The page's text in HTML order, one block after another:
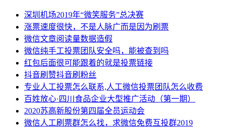
深圳机场2019年“微笑服务”总决赛
涨票速度很快，不是人脉广而是因为刷票
微信文章阅读量数据造假
微信纯手工投票团队安全吗，能被查到吗
红包后面很可能跟着的就是投票链接
抖音刷赞抖音刷粉丝
专业人工投票怎么联系,人工微信投票团队怎么收费
百姓放心·四川食品企业大型推广活动（第一期）
2020苏高新股份第四届全员运动会
微信人工刷票群怎么找，求微信免费互投群2019